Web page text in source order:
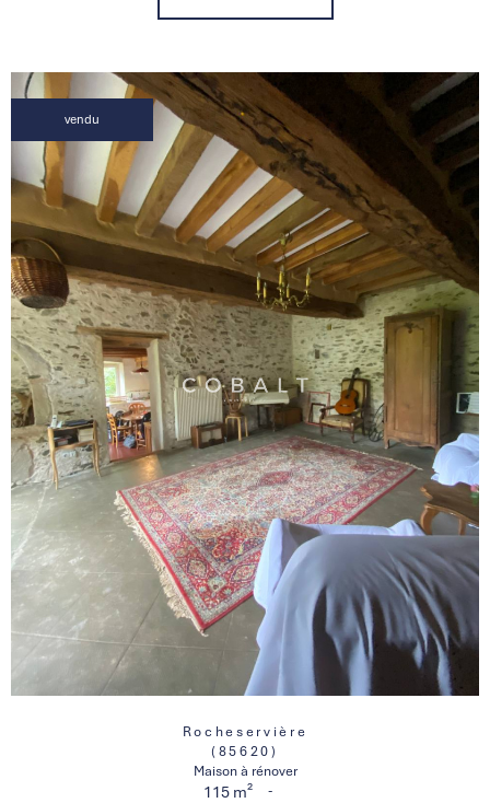
vendu
Rocheservière
(85620)
Maison à rénover
115 m² -